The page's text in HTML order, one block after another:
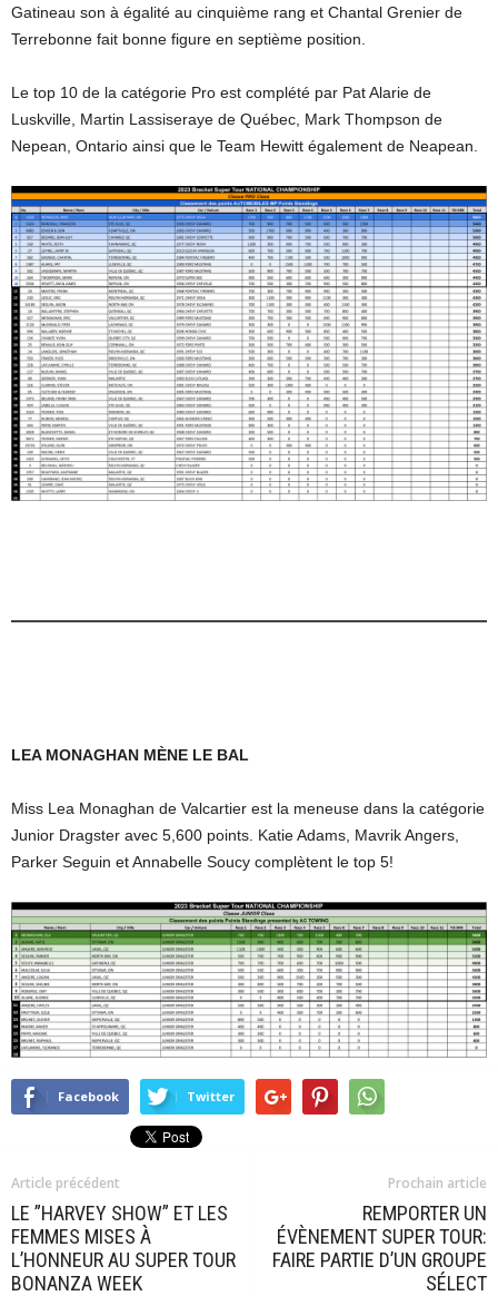
Gatineau son à égalité au cinquième rang et Chantal Grenier de
Terrebonne fait bonne figure en septième position.
Le top 10 de la catégorie Pro est complété par Pat Alarie de
Luskville, Martin Lassiseraye de Québec, Mark Thompson de
Nepean, Ontario ainsi que le Team Hewitt également de Neapean.
LEA MONAGHAN MÈNE LE BAL
Miss Lea Monaghan de Valcartier est la meneuse dans la catégorie
Junior Dragster avec 5,600 points. Katie Adams, Mavrik Angers,
Parker Seguin et Annabelle Soucy complètent le top 5!
Facebook Twitter
Article précédent
LE ”HARVEY SHOW” ET LES
FEMMES MISES À
L’HONNEUR AU SUPER TOUR
BONANZA WEEK
Prochain article
REMPORTER UN
ÉVÈNEMENT SUPER TOUR:
FAIRE PARTIE D’UN GROUPE
SÉLECT